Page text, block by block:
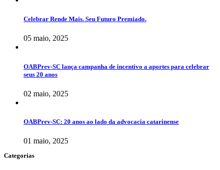
Celebrar Rende Mais. Seu Futuro Premiado.
05 maio, 2025
OABPrev-SC lança campanha de incentivo a aportes para celebrar
seus 20 anos
02 maio, 2025
OABPrev-SC: 20 anos ao lado da advocacia catarinense
01 maio, 2025
Categorias